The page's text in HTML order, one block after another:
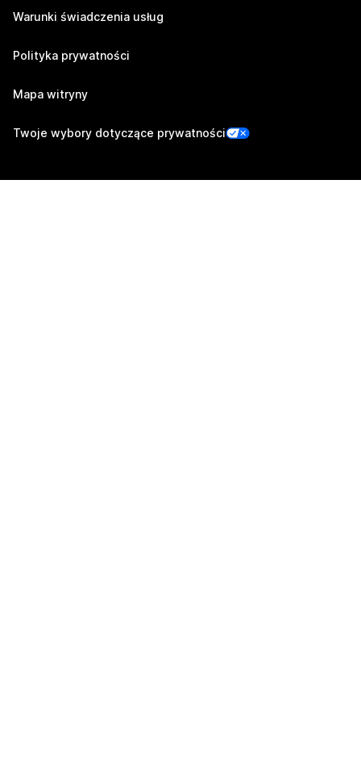
Warunki świadczenia usług
Polityka prywatności
Mapa witryny
Twoje wybory dotyczące prywatności